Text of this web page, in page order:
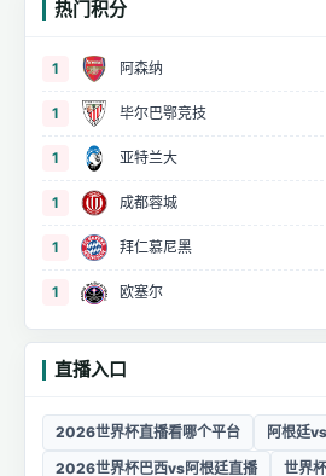
热门积分
1 阿森纳
1 毕尔巴鄂竞技
1 亚特兰大
1 成都蓉城
1 拜仁慕尼黑
1 欧塞尔
直播入口
2026世界杯直播看哪个平台
阿根廷
2026世界杯巴西vs阿根廷直播
世界